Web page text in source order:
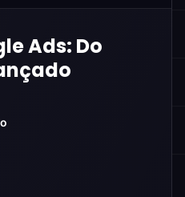
Ads: Do